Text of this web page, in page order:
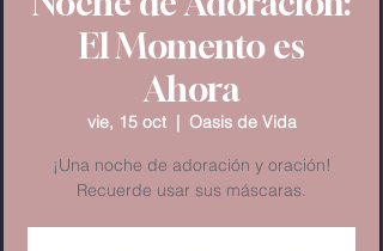
El Momento es
Ahora
vie, 15 oct
  |
Oasis de Vida
¡Una noche de adoración y oración!
Recuerde usar sus máscaras.